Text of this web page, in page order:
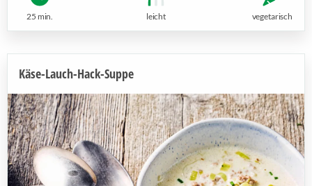
25 min. leicht vegetarisch
Käse-Lauch-Hack-Suppe